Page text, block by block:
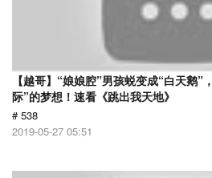
【越哥】“娘娘腔”男孩蜕变成“白天鹅
际”的梦想！速看《跳出我天地》
# 538
2019-05-27 05:51